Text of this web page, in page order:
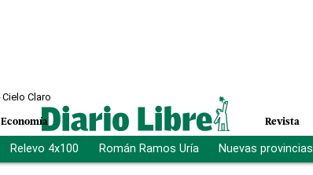
Cielo Claro
Economía Revista
Relevo 4x100 Román Ramos Uría Nuevas provincias